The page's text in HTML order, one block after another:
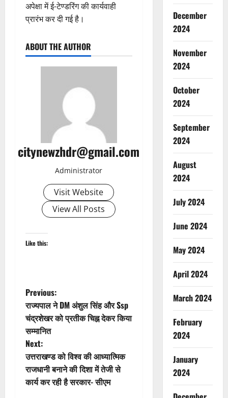
अपेक्षा में ई-टेण्डरिंग की कार्यवाही
प्रारंभ कर दी गई है।
ABOUT THE AUTHOR
citynewzhdr@gmail.com
Administrator
Visit Website
View All Posts
Like this:
P
o
s
t
n
Previous:
राज्यपाल ने DM अंशुल सिंह और Ssp
चंद्रशेखर को प्रतीक चिह्न देकर किया
सम्मानित
Next:
उत्तराखण्ड को विश्व की आध्यात्मिक
राजधानी बनाने की दिशा में तेजी से
कार्य कर रही है सरकार- सीएम
December
2024
November
2024
October
2024
September
2024
August
2024
July 2024
June 2024
May 2024
April 2024
March 2024
February
2024
January
2024